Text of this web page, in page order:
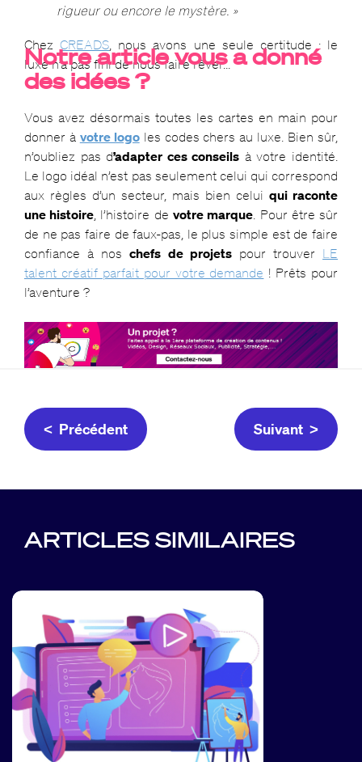
rigueur ou encore le mystère. »
ChezCREADS , nous avons une seule certitude : le
luxe n’a pas fini de nous faire rêver…
Notre article vous a donné
des idées ?
Vous avez désormais toutes les cartes en main pour
donner à votre logoles codes chers au luxe. Bien sûr,
n’oubliez pas d’adapter ces conseils à votre identité.
Le logo idéal n’est pas seulement celui qui correspond
aux règles d’un secteur, mais bien celuiqui raconte
une histoire , l’histoire devotre marque . Pour être sûr
de ne pas faire de faux-pas, le plus simple est de faire
confiance à noschefs de projetspour trouver LE
talent créatif parfait pour votre demande ! Prêts pour
l’aventure ?
< Précédent Suivant >
ARTICLES SIMILAIRES